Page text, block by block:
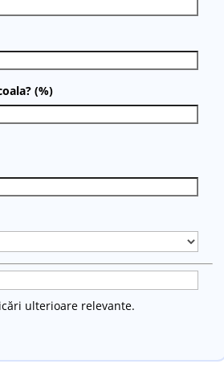
(%)
ulterioare relevante.